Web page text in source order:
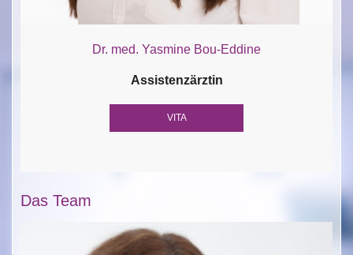
Dr. med. Yasmine Bou-Eddine
Assistenzärztin
VITA
Das Team